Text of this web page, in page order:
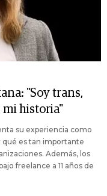
"Soy trans,
mi historia"
su experiencia como
es tan importante
Además, los
freelance a 11 años de